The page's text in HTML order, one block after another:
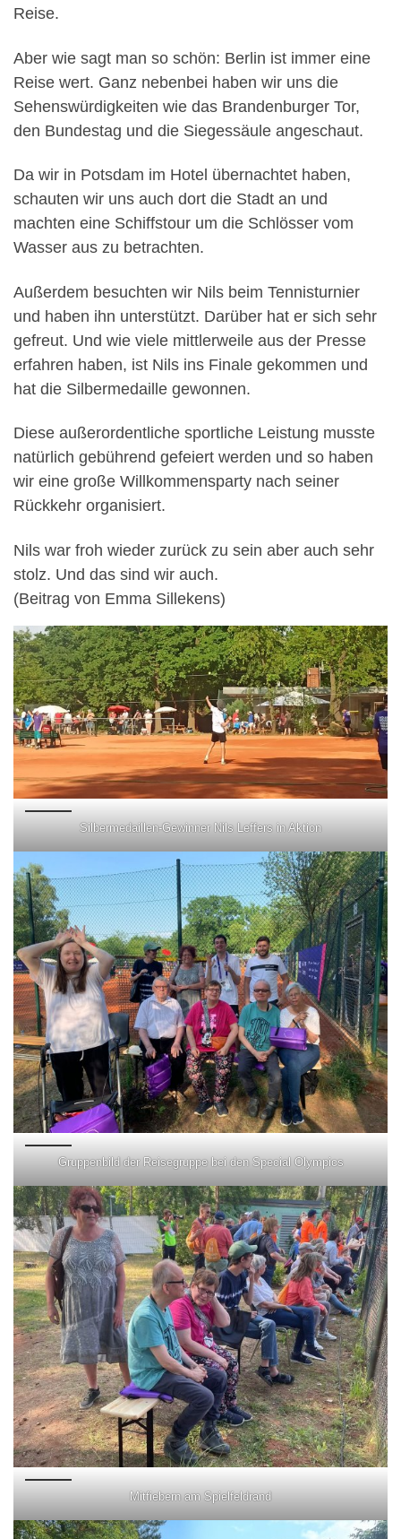
Reise.
Aber wie sagt man so schön: Berlin ist immer eine
Reise wert. Ganz nebenbei haben wir uns die
Sehenswürdigkeiten wie das Brandenburger Tor,
den Bundestag und die Siegessäule angeschaut.
Da wir in Potsdam im Hotel übernachtet haben,
schauten wir uns auch dort die Stadt an und
machten eine Schiffstour um die Schlösser vom
Wasser aus zu betrachten.
Außerdem besuchten wir Nils beim Tennisturnier
und haben ihn unterstützt. Darüber hat er sich sehr
gefreut. Und wie viele mittlerweile aus der Presse
erfahren haben, ist Nils ins Finale gekommen und
hat die Silbermedaille gewonnen.
Diese außerordentliche sportliche Leistung musste
natürlich gebührend gefeiert werden und so haben
wir eine große Willkommensparty nach seiner
Rückkehr organisiert.
Nils war froh wieder zurück zu sein aber auch sehr
stolz. Und das sind wir auch.
(Beitrag von Emma Sillekens)
Silbermedaillen-Gewinner Nils Leffers in Aktion
Gruppenbild der Reisegruppe bei den Special Olympics
Mitfiebern am Spielfeldrand